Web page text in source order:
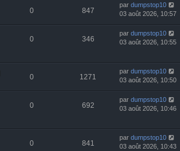
0 847
par dumpstop10
03 août 2026, 10:57
0 346
par dumpstop10
03 août 2026, 10:55
0 1271
par dumpstop10
03 août 2026, 10:50
0 692
par dumpstop10
03 août 2026, 10:46
0 841
par dumpstop10
03 août 2026, 10:43